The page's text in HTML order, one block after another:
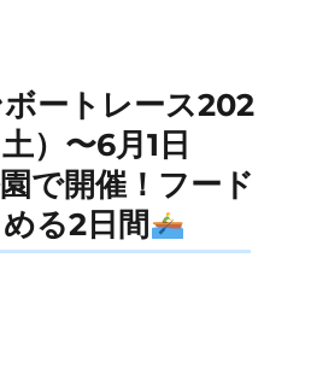
ートレース202
）〜6月1日
園で開催！フード
る2日間